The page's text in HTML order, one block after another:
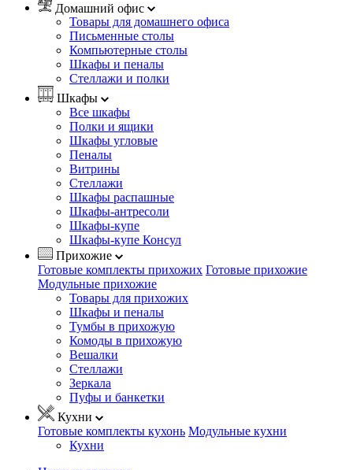
Домашний офис
Товары для домашнего офиса
Письменные столы
Компьютерные столы
Шкафы и пеналы
Стеллажи и полки
Шкафы
Все шкафы
Полки и ящики
Шкафы угловые
Пеналы
Витрины
Стеллажи
Шкафы распашные
Шкафы-антресоли
Шкафы-купе
Шкафы-купе Консул
Прихожие
Готовые комплекты прихожих Готовые прихожие
Модульные прихожие
Товары для прихожих
Шкафы и пеналы
Тумбы в прихожую
Комоды в прихожую
Вешалки
Стеллажи
Зеркала
Пуфы и банкетки
Кухни
Готовые комплекты кухонь Модульные кухни
Кухни